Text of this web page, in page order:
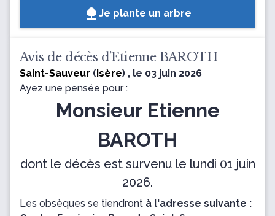
Je plante un arbre
Avis de décès d’Etienne BAROTH
Saint-Sauveur (Isère) , le 03 juin 2026
Ayez une pensée pour :
Monsieur Etienne
BAROTH
dont le décès est survenu le lundi 01 juin
2026.
Les obsèques se tiendront à l'adresse suivante :